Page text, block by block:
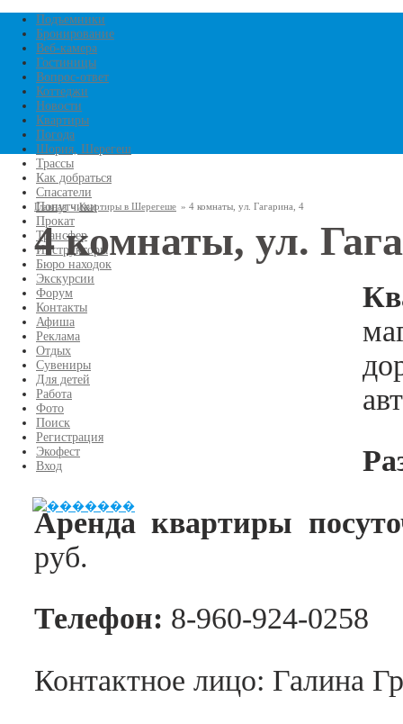
Перейти к основному
содержанию
Подъемники
Бронирование
Веб-камера
Гостиницы
Вопрос-ответ
Коттеджи
Новости
Квартиры
Погода
Шория, Шерегеш
Трассы
Как добраться
Спасатели
Попутчики
Прокат
Трансфер
Инструкторы
Бюро находок
Экскурсии
Форум
Контакты
Афиша
Реклама
Отдых
Сувениры
Для детей
Работа
Фото
Поиск
Регистрация
Экофест
Вход
Вы здесь
Главная » Квартиры в Шерегеше » 4 комнаты, ул. Гагарина, 4
4 комнаты, ул.
Аренда квартиры
руб.
Телефон: 8-960-924-0258
Контактное лицо: Галина